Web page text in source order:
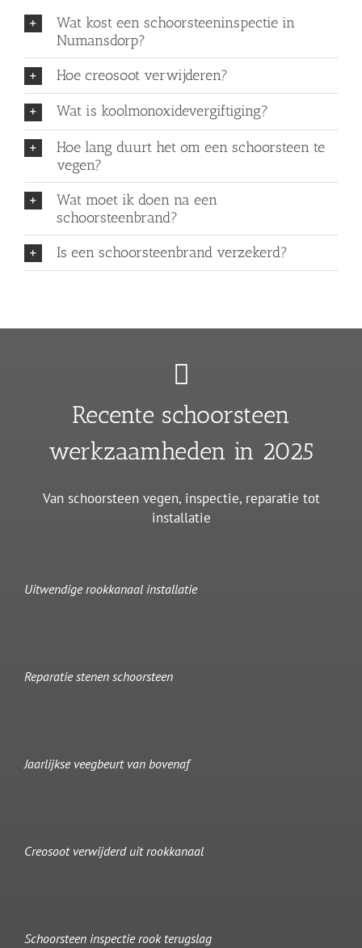
Wat kost een schoorsteeninspectie in
Numansdorp?
Hoe creosoot verwijderen?
Wat is koolmonoxidevergiftiging?
Hoe lang duurt het om een schoorsteen te
vegen?
Wat moet ik doen na een
schoorsteenbrand?
Is een schoorsteenbrand verzekerd?
Recente schoorsteen
werkzaamheden in 2025
Van schoorsteen vegen, inspectie, reparatie tot
installatie
Uitwendige rookkanaal installatie
Reparatie stenen schoorsteen
Jaarlijkse veegbeurt van bovenaf
Creosoot verwijderd uit rookkanaal
Schoorsteen inspectie rook terugslag